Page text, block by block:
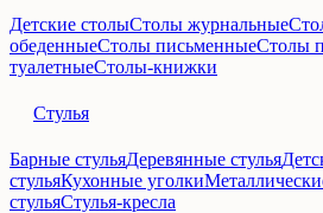
Детские столыСтолы журнальные
обеденныеСтолы письменныеСтолы
туалетныеСтолы-книжки
Стулья
Барные стульяДеревянные стулья
стульяКухонные уголки
стульяСтулья-кресла